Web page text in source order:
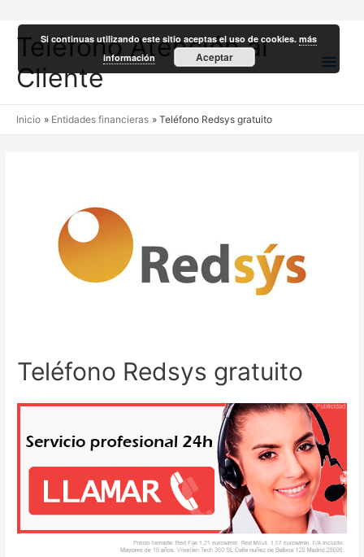
Teléfono Atención al
Cliente
Inicio Entidades financieras Teléfono Redsys gratuito
Teléfono Redsys gratuito
Si continuas utilizando este sitio aceptas el uso de cookies.más
información
Aceptar